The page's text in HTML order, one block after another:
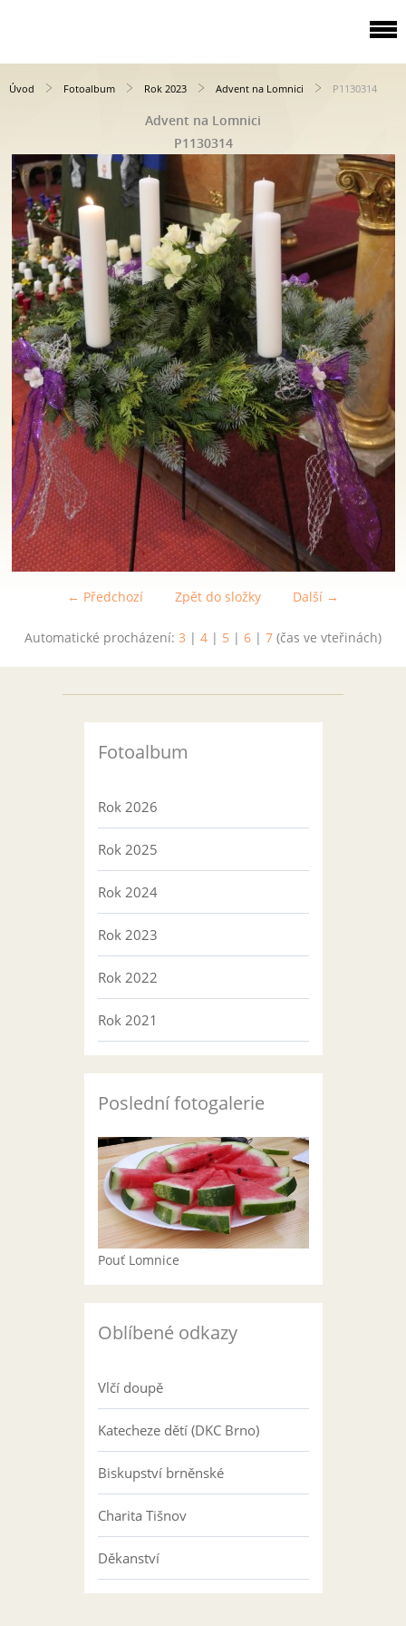
Úvod Fotoalbum Rok 2023 Advent na Lomnici P1130314
Advent na Lomnici
P1130314
← Předchozí Další →
Zpět do složky
Automatické procházení: 3 | 4 | 5 | 6 | 7 (čas ve vteřinách)
Fotoalbum
Rok 2026
Rok 2025
Rok 2024
Rok 2023
Rok 2022
Rok 2021
Poslední fotogalerie
Pouť Lomnice
Oblíbené odkazy
Vlčí doupě
Katecheze dětí (DKC Brno)
Biskupství brněnské
Charita Tišnov
Děkanství